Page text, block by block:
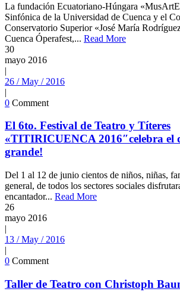
La fundación Ecuatoriano-Húngara
Sinfónica de la Universidad de Cuenca y el
Conservatorio Superior «José María
Cuenca Óperafest,... Read More
30
mayo 2016
|
26 / May / 2016
|
0 Comment
El 6to. Festival de Teatro y Títeres
«TITIRICUENCA 2016″celebra el
grande!
Del 1 al 12 de junio cientos de niños, niñas,
general, de todos los sectores sociales
encantador... Read More
26
mayo 2016
|
13 / May / 2016
|
0 Comment
Taller de Teatro con Christoph